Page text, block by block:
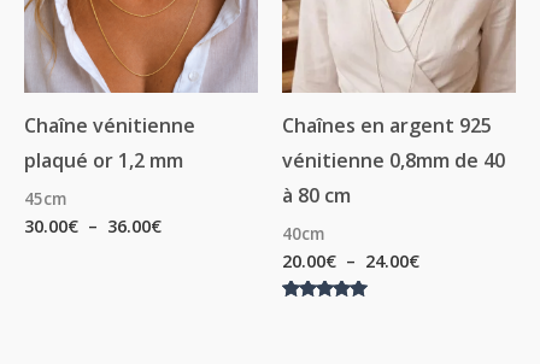
Chaîne vénitienne
plaqué or 1,2 mm
45cm
30.00€ – 36.00€
Chaînes en argent 925
vénitienne 0,8mm de 40
à 80 cm
40cm
20.00€ – 24.00€